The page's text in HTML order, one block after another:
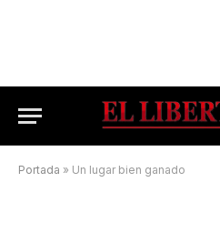
Portada » Un lugar bien ganado